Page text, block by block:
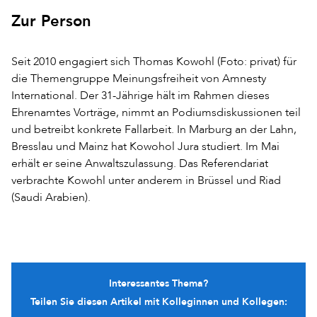
Zur Person
Seit 2010 engagiert sich Thomas Kowohl (Foto: privat) für
die Themengruppe Meinungsfreiheit von Amnesty
International. Der 31-Jährige hält im Rahmen dieses
Ehrenamtes Vorträge, nimmt an Podiumsdiskussionen teil
und betreibt konkrete Fallarbeit. In Marburg an der Lahn,
Bresslau und Mainz hat Kowohol Jura studiert. Im Mai
erhält er seine Anwaltszulassung. Das Referendariat
verbrachte Kowohl unter anderem in Brüssel und Riad
(Saudi Arabien).
Interessantes Thema?
Teilen Sie diesen Artikel mit Kolleginnen und Kollegen: